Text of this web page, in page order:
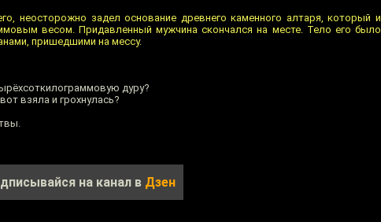
неосторожно задел основание древнего каменного алтаря, который и
весом. Придавленный мужчина скончался на месте. Тело его было
пришедшими на мессу.
дуру?
взяла и грохнулась?
на канал в Дзен